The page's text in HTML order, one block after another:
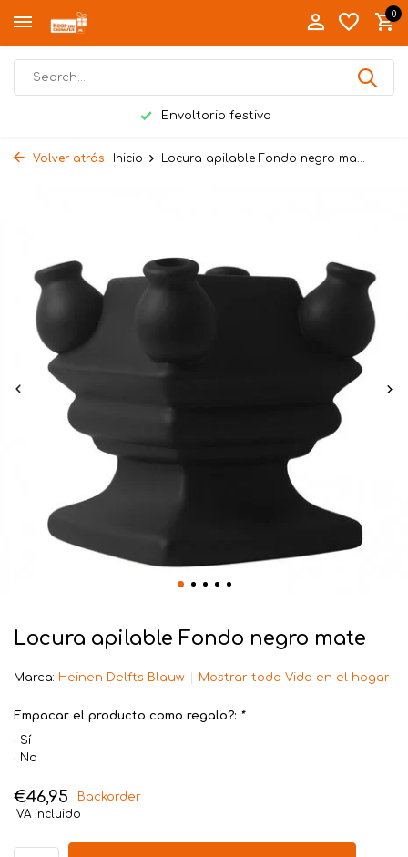
0
Envoltorio festivo
Volver atrás Inicio Locura apilable Fondo negro ma...
Locura apilable Fondo negro mate
Marca: Heinen Delfts Blauw Mostrar todo Vida en el hogar
Empacar el producto como regalo?: *
Sí
No
€46,95
Backorder
IVA incluido